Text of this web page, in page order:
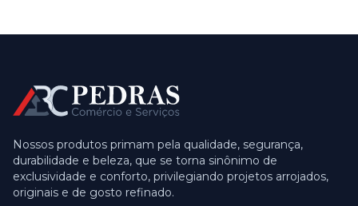
Nossos produtos primam pela qualidade, segurança,
durabilidade e beleza, que se torna sinônimo de
exclusividade e conforto, privilegiando projetos arrojados,
originais e de gosto refinado.